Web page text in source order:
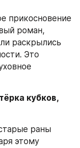
прикосновение
роман,
раскрылись
Это
кубков,
раны
этому